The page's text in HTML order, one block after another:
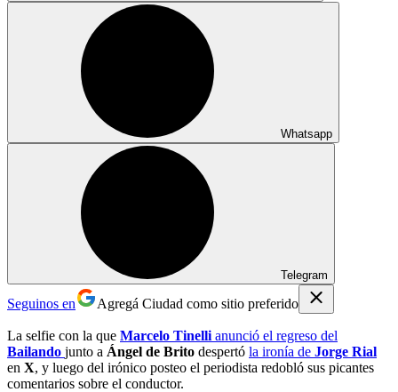
Whatsapp
Telegram
Seguinos en Agregá Ciudad como sitio preferido
La selfie con la que Marcelo Tinelli anunció el regreso del
Bailando junto a Ángel de Brito despertó la ironía de Jorge Rial
en X, y luego del irónico posteo el periodista redobló sus picantes
comentarios sobre el conductor.